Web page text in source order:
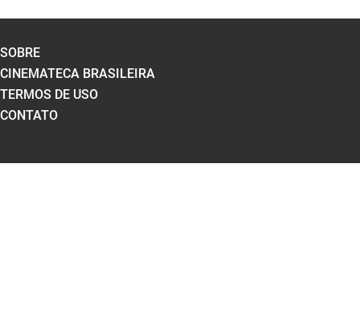
SOBRE
CINEMATECA BRASILEIRA
TERMOS DE USO
CONTATO